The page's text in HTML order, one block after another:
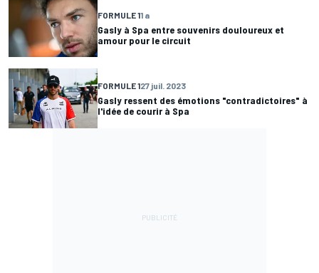
FORMULE 11 a
Gasly à Spa entre souvenirs douloureux et
amour pour le circuit
FORMULE 127 juil. 2023
Gasly ressent des émotions "contradictoires" à
l'idée de courir à Spa